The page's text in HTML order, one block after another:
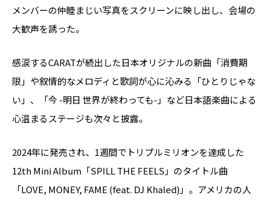
メンバーの仲睦まじい写真をスクリーンに映し出し、会場の
大歓声を誘った。
感涙するCARATが続出した日本オリジナルの新曲「消費期
限」や叙情的なメロディと歌詞が心に沁みる「ひとりじゃな
い」、「今 -明日 世界が終わっても-」など日本語楽曲による
心温まるステージも次々と披露。
2024年に発売され、1週間でトリプルミリオンを達成した
12th Mini Album「SPILL THE FEELS」のタイトル曲
「LOVE, MONEY, FAME (feat. DJ Khaled)」。アメリカの人